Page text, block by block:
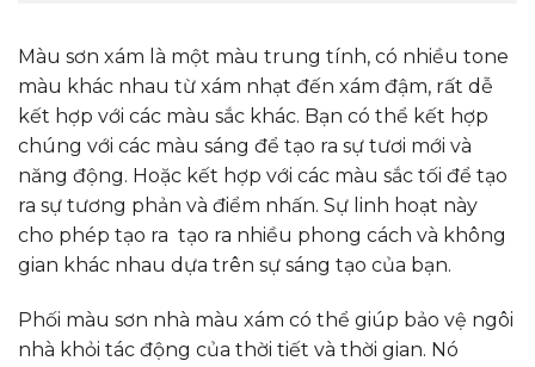
Màu sơn xám là một màu trung tính, có nhiều tone
màu khác nhau từ xám nhạt đến xám đậm, rất dễ
kết hợp với các màu sắc khác. Bạn có thể kết hợp
chúng với các màu sáng để tạo ra sự tươi mới và
năng động. Hoặc kết hợp với các màu sắc tối để tạo
ra sự tương phản và điểm nhấn. Sự linh hoạt này
cho phép tạo ra tạo ra nhiều phong cách và không
gian khác nhau dựa trên sự sáng tạo của bạn.
Phối màu sơn nhà màu xám có thể giúp bảo vệ ngôi
nhà khỏi tác động của thời tiết và thời gian. Nó